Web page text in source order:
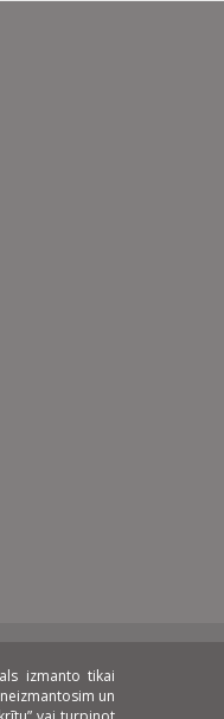
izmanto tikai
un